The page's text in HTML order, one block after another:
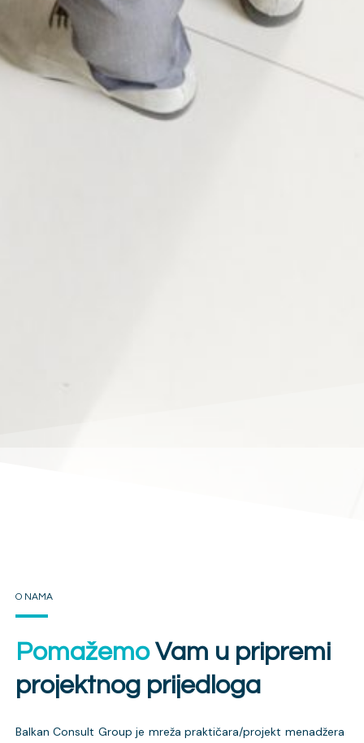
O NAMA
PomažemoVam u pripremi
projektnog prijedloga
Balkan Consult Group je mreža praktičara/projekt menadžera